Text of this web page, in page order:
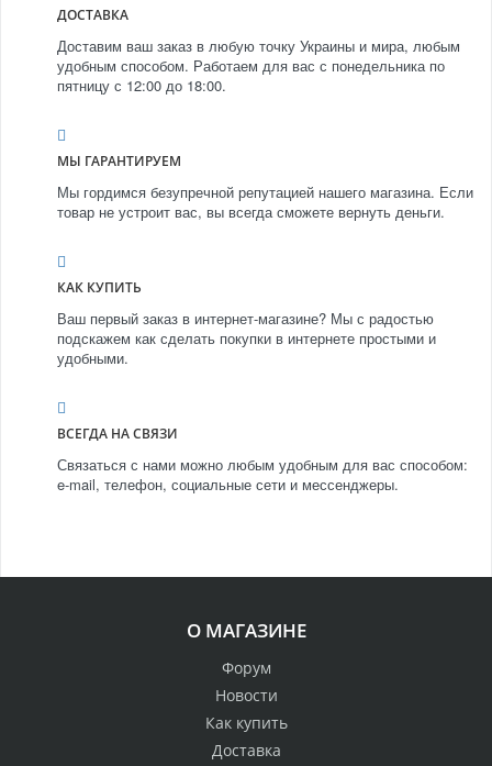
ДОСТАВКА
Доставим ваш заказ в любую точку Украины и мира, любым
удобным способом. Работаем для вас с понедельника по
пятницу с 12:00 до 18:00.
МЫ ГАРАНТИРУЕМ
Мы гордимся безупречной репутацией нашего магазина. Если
товар не устроит вас, вы всегда сможете вернуть деньги.
КАК КУПИТЬ
Ваш первый заказ в интернет-магазине? Мы с радостью
подскажем как сделать покупки в интернете простыми и
удобными.
ВСЕГДА НА СВЯЗИ
Связаться с нами можно любым удобным для вас способом:
e-mail, телефон, социальные сети и мессенджеры.
О МАГАЗИНЕ
Форум
Новости
Как купить
Доставка